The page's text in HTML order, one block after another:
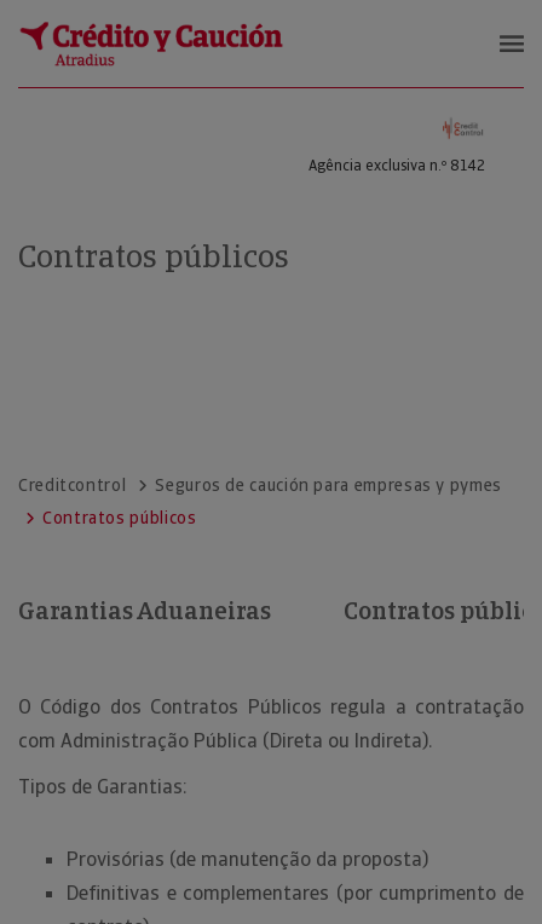
CARRIZOSA SANCHEZ, EMILIO
Agência exclusiva n.º 8142
Contratos públicos
Creditcontrol
Seguros de caución para empresas y pymes
Contratos públicos
Garantias Aduaneiras Contratos
O Código dos Contratos Públicos regula a contratação
com Administração Pública (Direta ou Indireta).
Tipos de Garantias:
Provisórias (de manutenção da proposta)
Definitivas e complementares (por cumprimento de